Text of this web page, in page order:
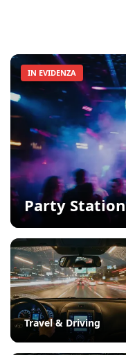
IN EVIDENZA
Party Station
Travel & Driving